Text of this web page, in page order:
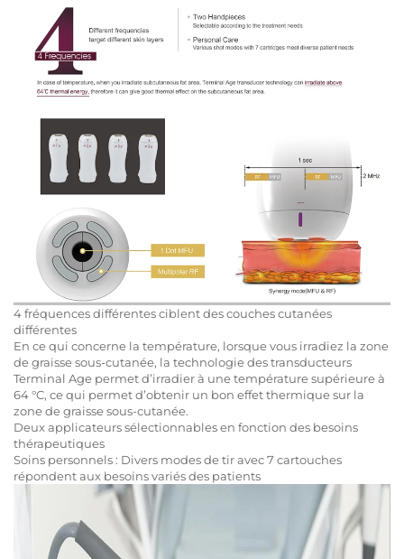
4 fréquences différentes ciblent des couches cutanées
différentes
En ce qui concerne la température, lorsque vous irradiez la zone
de graisse sous-cutanée, la technologie des transducteurs
Terminal Age permet d’irradier à une température supérieure à
64 °C, ce qui permet d’obtenir un bon effet thermique sur la
zone de graisse sous-cutanée.
Deux applicateurs sélectionnables en fonction des besoins
thérapeutiques
Soins personnels : Divers modes de tir avec 7 cartouches
répondent aux besoins variés des patients